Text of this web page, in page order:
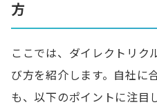
方
ここでは、ダイレクトリク
び方を紹介します。自社に
も、以下のポイントに注目